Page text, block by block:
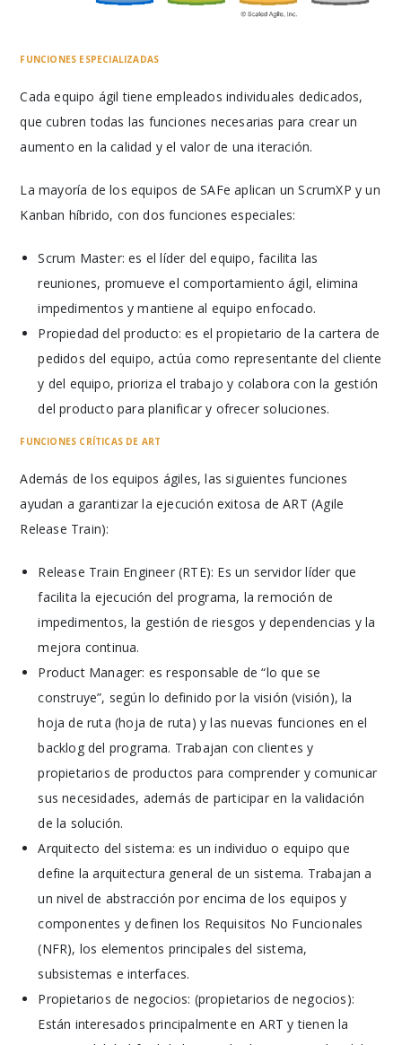
FUNCIONES ESPECIALIZADAS
Cada equipo ágil tiene empleados individuales dedicados,
que cubren todas las funciones necesarias para crear un
aumento en la calidad y el valor de una iteración.
La mayoría de los equipos de SAFe aplican un ScrumXP y un
Kanban híbrido, con dos funciones especiales:
Scrum Master: es el líder del equipo, facilita las
reuniones, promueve el comportamiento ágil, elimina
impedimentos y mantiene al equipo enfocado.
Propiedad del producto: es el propietario de la cartera de
pedidos del equipo, actúa como representante del cliente
y del equipo, prioriza el trabajo y colabora con la gestión
del producto para planificar y ofrecer soluciones.
FUNCIONES CRÍTICAS DE ART
Además de los equipos ágiles, las siguientes funciones
ayudan a garantizar la ejecución exitosa de ART (Agile
Release Train):
Release Train Engineer (RTE): Es un servidor líder que
facilita la ejecución del programa, la remoción de
impedimentos, la gestión de riesgos y dependencias y la
mejora continua.
Product Manager: es responsable de “lo que se
construye”, según lo definido por la visión (visión), la
hoja de ruta (hoja de ruta) y las nuevas funciones en el
backlog del programa. Trabajan con clientes y
propietarios de productos para comprender y comunicar
sus necesidades, además de participar en la validación
de la solución.
Arquitecto del sistema: es un individuo o equipo que
define la arquitectura general de un sistema. Trabajan a
un nivel de abstracción por encima de los equipos y
componentes y definen los Requisitos No Funcionales
(NFR), los elementos principales del sistema,
subsistemas e interfaces.
Propietarios de negocios: (propietarios de negocios):
Están interesados principalmente en ART y tienen la